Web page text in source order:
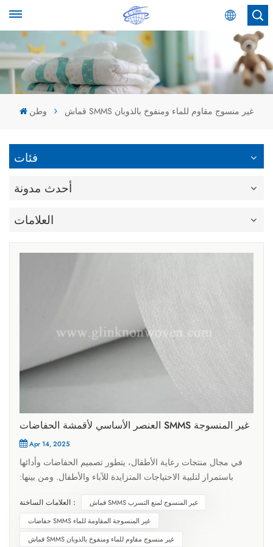
عربي
English
وطن قماش SMMS غير منسوج مقاوم للماء ومنفوخ بالذوبان
فئات
أحدث مدونة
العلامات
العنصر الأساسي لأقمشة الحفاضات SMMS غير المنسوجة
Apr 14, 2025
في مجال منتجات رعاية الأطفال، يتطور تصميم الحفاضات وأدائها
باستمرار لتلبية الاحتياجات المتزايدة للآباء والأطفال. ومن بينها:
عنصرًا أساسيًا لمنع تسرب البول، يُعد اختيار مادتها أمرًا بالغ الأهمية.
قماش SMMS غير المنسوج، بخصائصه الفريدة في الأداء، يلعب دورًا
لا غنى عنه ومحوريًا في تجميع الحفاضات ثلاثية الأبعاد. حفاضات
العلامات الساخنة :
قماش SMMS غير المنسوج لمنع التسرب
حفاضات SMMS غير المنسوجة المقاومة للماء
قماش SMMS غير منسوج مقاوم للماء ومنفوخ بالذوبان